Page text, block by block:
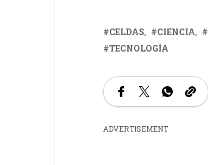
CELDAS CIENCIA
TECNOLOGÍA
ADVERTISEMENT